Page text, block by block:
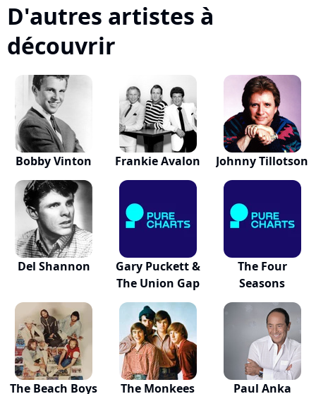
D'autres artistes à
découvrir
Bobby Vinton Frankie Avalon Johnny Tillotson
Del Shannon
Gary Puckett &
The Union Gap
The Four
Seasons
The Beach Boys The Monkees Paul Anka